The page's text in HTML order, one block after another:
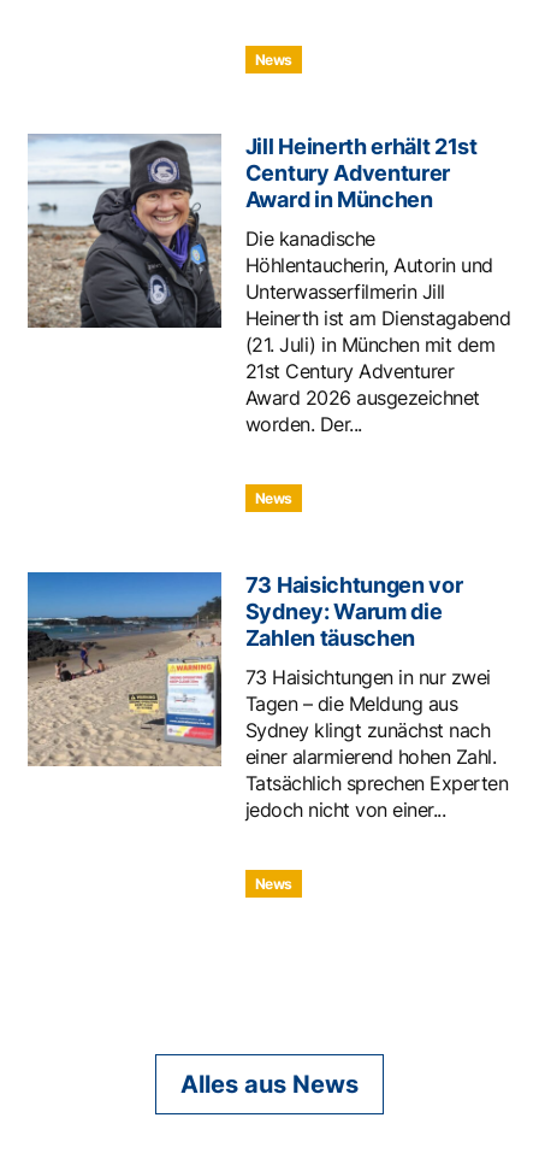
News
Jill Heinerth erhält 21st
Century Adventurer
Award in München
Die kanadische
Höhlentaucherin, Autorin und
Unterwasserfilmerin Jill
Heinerth ist am Dienstagabend
(21. Juli) in München mit dem
21st Century Adventurer
Award 2026 ausgezeichnet
worden. Der...
News
73 Haisichtungen vor
Sydney: Warum die
Zahlen täuschen
73 Haisichtungen in nur zwei
Tagen – die Meldung aus
Sydney klingt zunächst nach
einer alarmierend hohen Zahl.
Tatsächlich sprechen Experten
jedoch nicht von einer...
News
Alles aus News